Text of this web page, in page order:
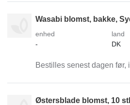
Wasabi blomst, bakke,
enhed
-
land
DK
Bestilles senest dagen før,
Østersblade blomst, 10